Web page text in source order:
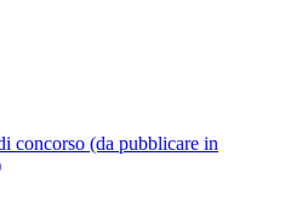
concorso (da pubblicare in